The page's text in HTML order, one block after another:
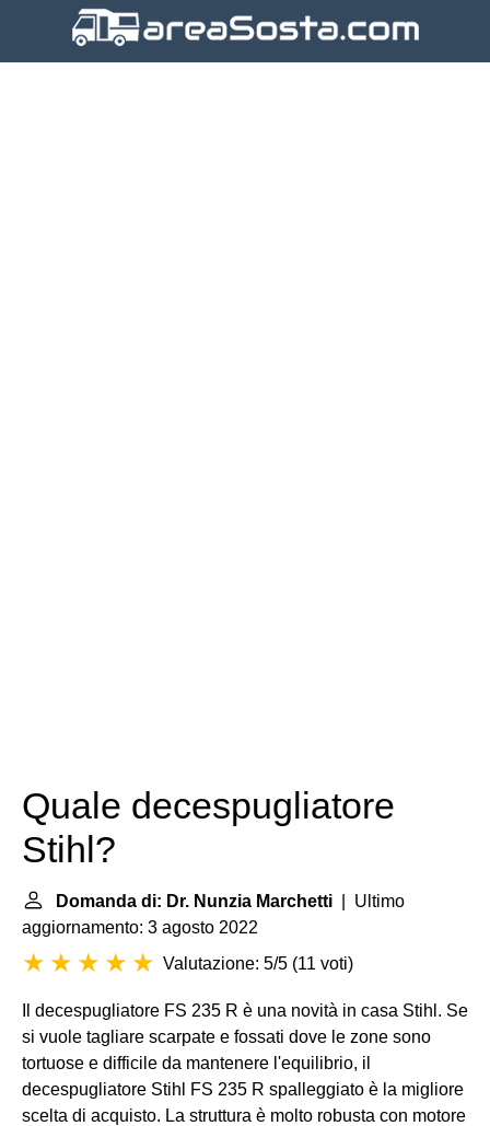
Quale decespugliatore
Stihl?
Domanda di: Dr. Nunzia Marchetti | Ultimo
aggiornamento: 3 agosto 2022
Valutazione: 5/5 (11 voti)
Il decespugliatore FS 235 R è una novità in casa Stihl. Se
si vuole tagliare scarpate e fossati dove le zone sono
tortuose e difficile da mantenere l'equilibrio, il
decespugliatore Stihl FS 235 R spalleggiato è la migliore
scelta di acquisto. La struttura è molto robusta con motore